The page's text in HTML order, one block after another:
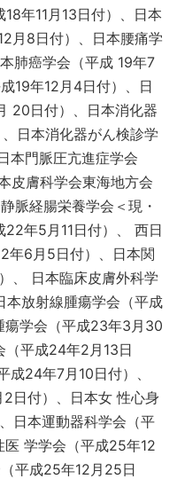
年11月13日付）、日本
月8日付）、日本腰痛学
肺癌学会（平成 19年7
19年12月4日付）、日
20日付）、日本消化器
日本消化器がん検診学
本門脈圧亢進症学会
皮膚科学会東海地方会
脈経腸栄養学会＜現・
年5月11日付）、 西日
年6月5日付）、日本関
、 日本臨床皮膚外科学
放射線腫瘍学会（平成
瘍学会（平成23年3月30
（平成24年2月13日
24年7月10日付）、
日付）、日本女 性心身
日本運動器科学会（平
学学会（平成25年12
平成25年12月25日